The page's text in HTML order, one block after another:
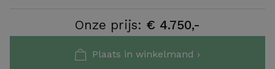
Onze prijs: € 4.750,-
Plaats in winkelmand ›